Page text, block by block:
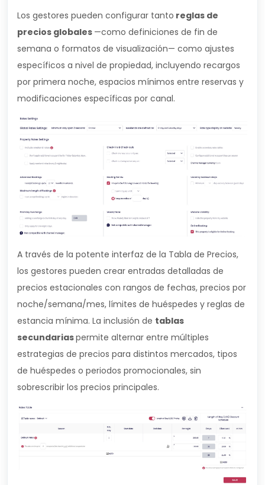
Los gestores pueden configurar tanto reglas de
precios globales —como definiciones de fin de
semana o formatos de visualización— como ajustes
específicos a nivel de propiedad, incluyendo recargos
por primera noche, espacios mínimos entre reservas y
modificaciones específicas por canal.
A través de la potente interfaz de la Tabla de Precios,
los gestores pueden crear entradas detalladas de
precios estacionales con rangos de fechas, precios por
noche/semana/mes, límites de huéspedes y reglas de
estancia mínima. La inclusión de tablas
secundariaspermite alternar entre múltiples
estrategias de precios para distintos mercados, tipos
de huéspedes o periodos promocionales, sin
sobrescribir los precios principales.